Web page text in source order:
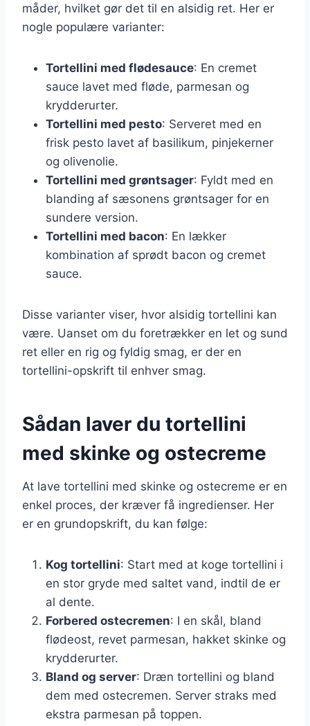
måder, hvilket gør det til en alsidig ret. Her er
nogle populære varianter:
Tortellini med flødesauce: En cremet
sauce lavet med fløde, parmesan og
krydderurter.
Tortellini med pesto: Serveret med en
frisk pesto lavet af basilikum, pinjekerner
og olivenolie.
Tortellini med grøntsager: Fyldt med en
blanding af sæsonens grøntsager for en
sundere version.
Tortellini med bacon: En lækker
kombination af sprødt bacon og cremet
sauce.
Disse varianter viser, hvor alsidig tortellini kan
være. Uanset om du foretrækker en let og sund
ret eller en rig og fyldig smag, er der en
tortellini-opskrift til enhver smag.
Sådan laver du tortellini
med skinke og ostecreme
At lave tortellini med skinke og ostecreme er en
enkel proces, der kræver få ingredienser. Her
er en grundopskrift, du kan følge:
Kog tortellini: Start med at koge tortellini i
en stor gryde med saltet vand, indtil de er
al dente.
Forbered ostecremen: I en skål, bland
flødeost, revet parmesan, hakket skinke og
krydderurter.
Bland og server: Dræn tortellini og bland
dem med ostecremen. Server straks med
ekstra parmesan på toppen.